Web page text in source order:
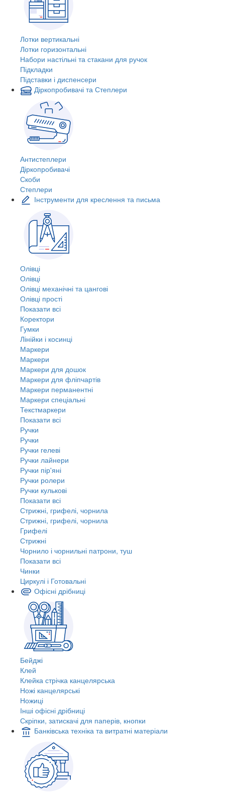
Лотки вертикальні
Лотки горизонтальні
Набори настільні та стакани для ручок
Підкладки
Підставки і диспенсери
Діркопробивачі та Степлери
Антистеплери
Діркопробивачі
Скоби
Степлери
Інструменти для креслення та письма
Олівці
Олівці
Олівці механічні та цангові
Олівці прості
Показати всі
Коректори
Гумки
Лінійки і косинці
Маркери
Маркери
Маркери для дошок
Маркери для фліпчартів
Маркери перманентні
Маркери спеціальні
Текстмаркери
Показати всі
Ручки
Ручки
Ручки гелеві
Ручки лайнери
Ручки пір'яні
Ручки ролери
Ручки кулькові
Показати всі
Стрижні, грифелі, чорнила
Стрижні, грифелі, чорнила
Грифелі
Стрижні
Чорнило і чорнильні патрони, туш
Показати всі
Чинки
Циркулі і Готовальні
Офісні дрібниці
Бейджі
Клей
Клейка стрічка канцелярська
Ножі канцелярські
Ножиці
Інші офісні дрібниці
Скріпки, затискачі для паперів, кнопки
Банківська техніка та витратні матеріали